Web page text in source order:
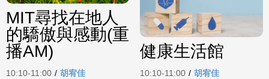
MIT尋找在地人
的驕傲與感動(重
播AM)
10:10-11:00 / 胡宥佳
健康生活館
10:10-11:00 / 胡宥佳